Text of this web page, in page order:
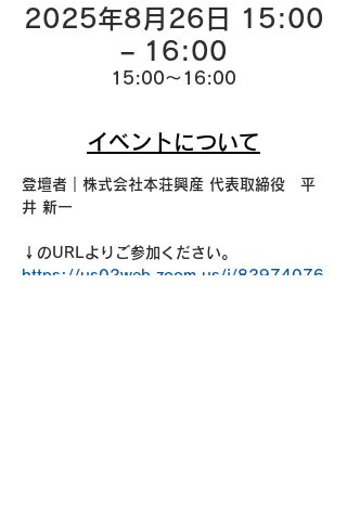
2025年8月26日 15:00
– 16:00
15:00～16:00
イベントについて
登壇者｜株式会社本荘興産 代表取締役　平
井 新一
↓のURLよりご参加ください。
https://us02web.zoom.us/j/82974076